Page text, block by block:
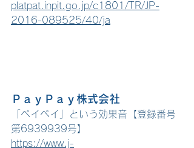
platpat.inpit.go.jp/c1801/TR/JP-
2016-089525/40/ja
ＰａｙＰａｙ株式会社
「ペイペイ」という効果音【登録番号
第6939939号】
https://www.j-